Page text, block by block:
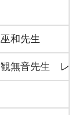
ミ也先生
和先生
無音先生 レイ